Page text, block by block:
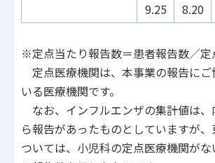
9.25 8.20
※定点当たり報告数＝患者報告数／定
定点医療機関は、本事業の報告にご
いる医療機関です。
なお、インフルエンザの集計値は
ら報告があったものとしていますが
ついては、小児科の定点医療機関が